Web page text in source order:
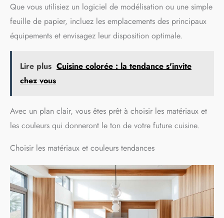
Que vous utilisiez un logiciel de modélisation ou une simple
feuille de papier, incluez les emplacements des principaux
équipements et envisagez leur disposition optimale.
Lire plus Cuisine colorée : la tendance s'invite
chez vous
Avec un plan clair, vous êtes prêt à choisir les matériaux et
les couleurs qui donneront le ton de votre future cuisine.
Choisir les matériaux et couleurs tendances